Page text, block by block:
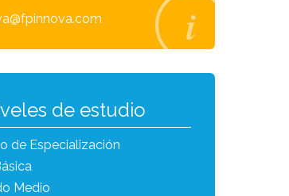
de estudio
de Especialización
Medio